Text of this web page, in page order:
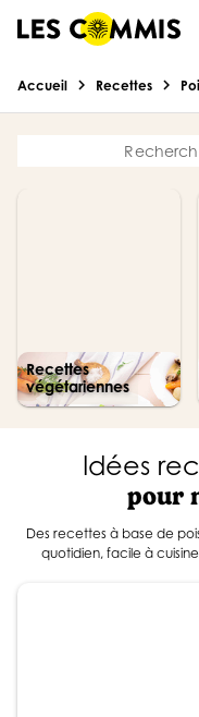
Accueil chevron_right Recettes chevron_right
Idées
pour
Des recettes à base de
quotidien, facile à
Recettes
végétariennes